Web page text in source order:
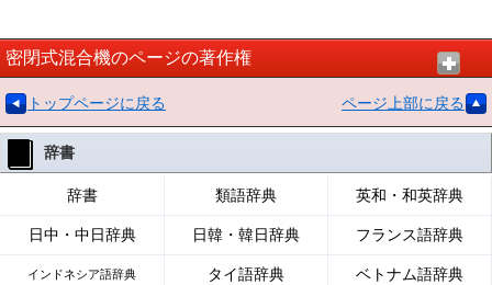
密閉式混合機のページの著作権
トップページに戻る ページ上部に戻る
辞書
辞書 類語辞典 英和・和英辞典
日中・中日辞典 日韓・韓日辞典 フランス語辞典
インドネシア語辞典 タイ語辞典 ベトナム語辞典